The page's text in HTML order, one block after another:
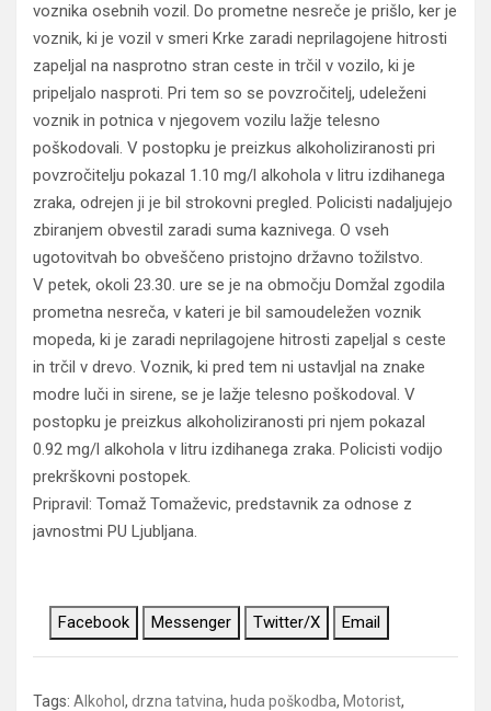
voznika osebnih vozil. Do prometne nesreče je prišlo, ker je
voznik, ki je vozil v smeri Krke zaradi neprilagojene hitrosti
zapeljal na nasprotno stran ceste in trčil v vozilo, ki je
pripeljalo nasproti. Pri tem so se povzročitelj, udeleženi
voznik in potnica v njegovem vozilu lažje telesno
poškodovali. V postopku je preizkus alkoholiziranosti pri
povzročitelju pokazal 1.10 mg/l alkohola v litru izdihanega
zraka, odrejen ji je bil strokovni pregled. Policisti nadaljujejo
zbiranjem obvestil zaradi suma kaznivega. O vseh
ugotovitvah bo obveščeno pristojno državno tožilstvo.
V petek, okoli 23.30. ure se je na območju Domžal zgodila
prometna nesreča, v kateri je bil samoudeležen voznik
mopeda, ki je zaradi neprilagojene hitrosti zapeljal s ceste
in trčil v drevo. Voznik, ki pred tem ni ustavljal na znake
modre luči in sirene, se je lažje telesno poškodoval. V
postopku je preizkus alkoholiziranosti pri njem pokazal
0.92 mg/l alkohola v litru izdihanega zraka. Policisti vodijo
prekrškovni postopek.
Pripravil: Tomaž Tomaževic, predstavnik za odnose z
javnostmi PU Ljubljana.
Facebook Messenger Twitter/X Email
Tags: Alkohol , drzna tatvina, huda poškodba, Motorist,